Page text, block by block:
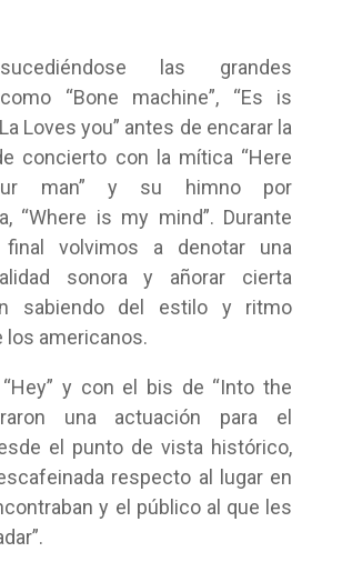
las grandes
“Bone machine”, “Es is
La Loves you” antes de encarar la
concierto con la mítica “Here
man” y su himno por
“Where is my mind”. Durante
volvimos a denotar una
sonora y añorar cierta
sabiendo del estilo y ritmo
los americanos.
“Hey” y con el bis de “Into the
una actuación para el
el punto de vista histórico,
respecto al lugar en
y el público al que les